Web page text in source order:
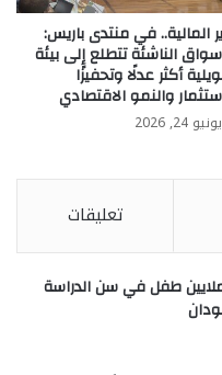
المالية.. في منتدى باريس:
الناشئة تتطلع إلى بيئة
أكثر عدلًا وتحفيزًا
والنمو الاقتصادي
يونيو 24, 2026
تعليقات
المتحدة: 8 ملايين طفل في سن الدراسة